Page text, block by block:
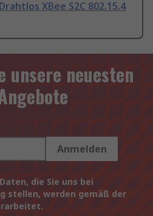
XBee S2C 802.15.4
unsere neuesten
Anmelden
die Sie uns bei
stellen, werden gemäß der